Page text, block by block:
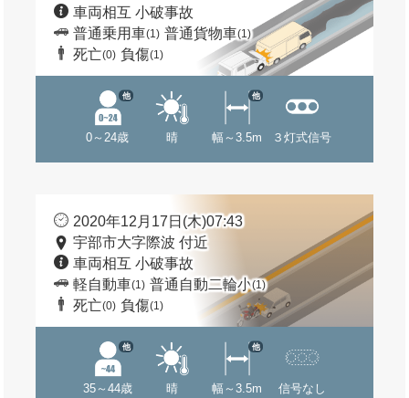
車両相互 小破事故
普通乗用車(1) 普通貨物車(1)
死亡(0) 負傷(1)
0～24歳
他
晴 幅～3.5m
他
３灯式信号
2020年12月17日(木)07:43
宇部市大字際波 付近
車両相互 小破事故
軽自動車(1) 普通自動二輪小(1)
死亡(0) 負傷(1)
35～44歳
他
晴 幅～3.5m
他
信号なし